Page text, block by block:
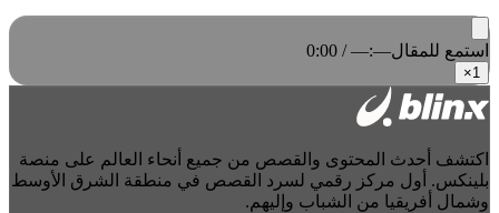
استمع للمقال0:00 / —:—
1
×
اكتشف أحدث المحتوى والقصص من جميع أنحاء العالم على منصة
بلينكس. أول مركز رقمي لسرد القصص في منطقة الشرق الأوسط
وشمال أفريقيا من الشباب وإليهم.